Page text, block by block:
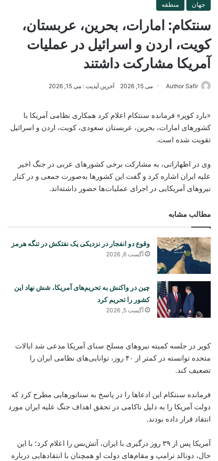
جهان منطقه
سنتکام: امارات، بحرین، عربستان،
کویت، اردن و اسرائیل در عملیات
آمریکا مشارکت داشتند
Author Safir می 15, 2026 آخرین آپدیت : می 15, 2026
«بارد کوپر» فرمانده سنتکام اعلام کرد همکاری نظامی آمریکا با
کشورهای امارات، بحرین، عربستان سعودی، کویت، اردن و اسرائیل
تقویت شده است.
وی در اظهاراتی، به مشارکت برخی کشورهای عربی در جنگ اخیر
علیه ایران اشاره کرد و گفت این کشورها به‌صورت جمعی و در کنار
نیروهای آمریکایی در اجرای عملیات‌ها حضور داشته‌اند.
مطالب مشابه
وقوع دو انفجار در نزدیکی یک نفتکش در تنگه هرمز
آگست 6, 2026
چین در واکنش به تحریم‌های آمریکا، شش نهاد این
کشور را تحریم کرد
آگست 5, 2026
کوپر در جلسه کمیته نیروهای مسلح سنای آمریکا مدعی شد ایالات
متحده توانسته در کمتر از ۴۰ روز، توانایی‌های نظامی ایران را
تضعیف کند.
فرمانده سنتکام این ادعاها را در پاسخ به سناتورهایی مطرح کرد که
دولت آمریکا را به دلیل ناکامی در تحقق اهداف جنگ علیه ایران مورد
انتقاد قرار داده بودند.
آمریکا پس از ۳۹ روز درگیری با ایران، آتش‌بس را اعلام کرد؛ با این
حال، دونالد ترامپ و مقام‌های دولت او همچنان با انتقادهایی درباره